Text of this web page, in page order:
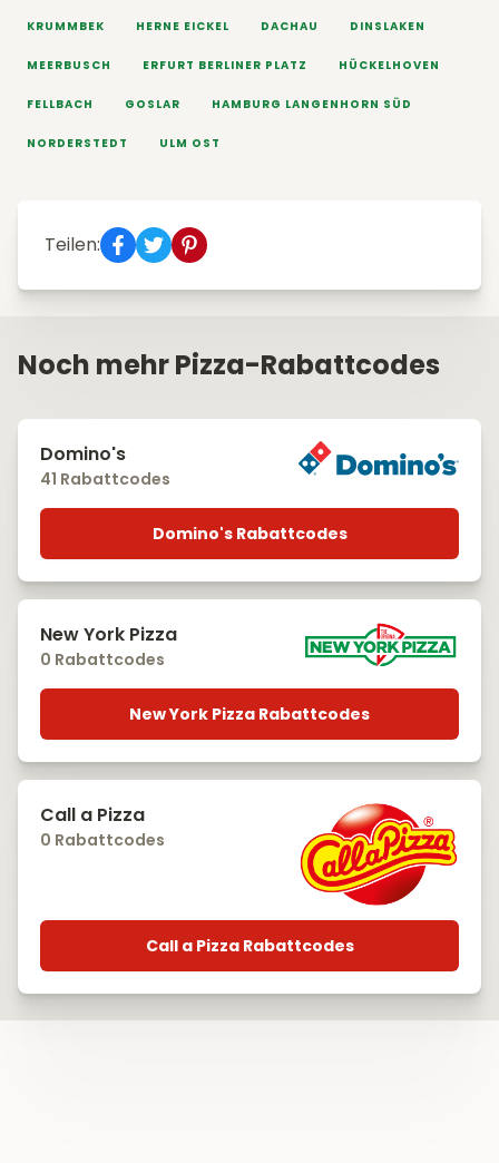
KRUMMBEK HERNE EICKEL DACHAU DINSLAKEN
MEERBUSCH ERFURT BERLINER PLATZ HÜCKELHOVEN
FELLBACH GOSLAR HAMBURG LANGENHORN SÜD
NORDERSTEDT ULM OST
Teilen:
Noch mehr Pizza-Rabattcodes
Domino's
41 Rabattcodes
Domino's Rabattcodes
New York Pizza
0 Rabattcodes
New York Pizza Rabattcodes
Call a Pizza
0 Rabattcodes
Call a Pizza Rabattcodes